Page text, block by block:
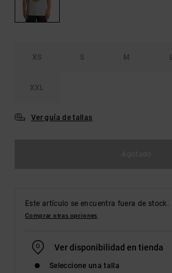
frecuentes y
XS S M L
XXL
Ver guía de tallas
Este artículo se encuentra fuera de stock.
Comprar otras opciones
Ver disponibilidad en tienda
Seleccione una talla